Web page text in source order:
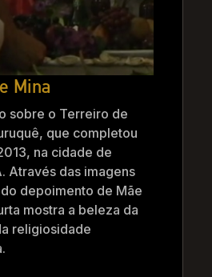
Mina
sobre o Terreiro de
que completou
na cidade de
Através das imagens
depoimento de Mãe
mostra a beleza da
religiosidade